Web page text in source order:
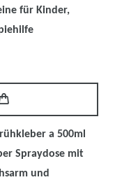
für Kinder,
a 500ml
Spraydose mit
und